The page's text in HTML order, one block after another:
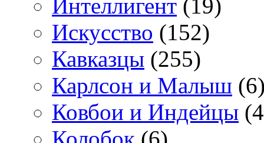
Интеллигент (19)
Искусство (152)
Кавказцы (255)
Карлсон и Малыш
Ковбои и Индейцы